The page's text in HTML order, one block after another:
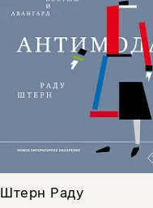
Штерн Раду